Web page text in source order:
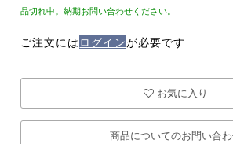
品切れ中。納期お問い合わせください。
ご注文には ログインが必要です
お気に入り
商品についてのお問い合